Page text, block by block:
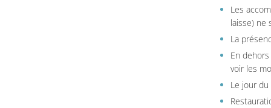
Les
laisse) ne
La
En
voir les
Le jour